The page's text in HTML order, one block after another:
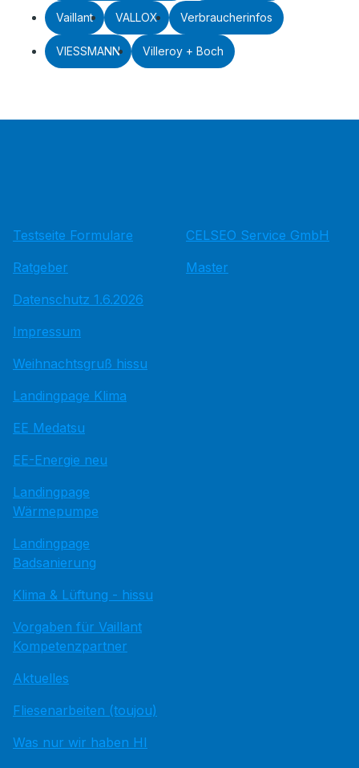
Vaillant VALLOX Verbraucherinfos
VIESSMANN Villeroy + Boch
Testseite Formulare
Ratgeber
Datenschutz 1.6.2026
Impressum
Weihnachtsgruß hissu
Landingpage Klima
EE Medatsu
EE-Energie neu
Landingpage
Wärmepumpe
Landingpage
Badsanierung
Klima & Lüftung - hissu
Vorgaben für Vaillant
Kompetenzpartner
Aktuelles
Fliesenarbeiten (toujou)
Was nur wir haben HI
CELSEO Service GmbH
Master